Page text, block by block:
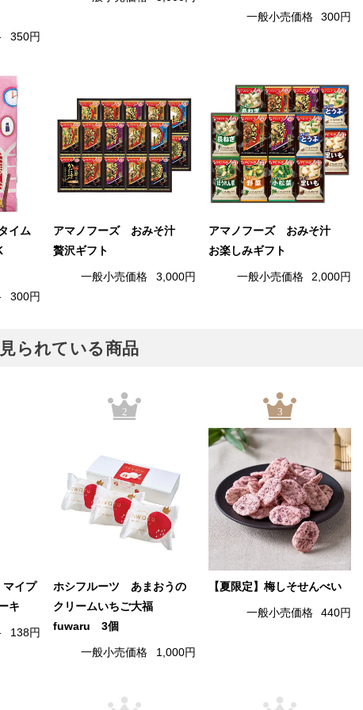
350円
一般小売価格
300円
イム
300円
アマノフーズ おみそ汁
贅沢ギフト
一般小売価格 3,000円
アマノフーズ おみそ汁
お楽しみギフト
一般小売価格 2,000円
られている商品
イプ
キ
138円
2
ホシフルーツ あまおうの
クリームいちご大福
fuwaru 3個
一般小売価格 1,000円
3
【夏限定】梅しそせんべい
一般小売価格 440円